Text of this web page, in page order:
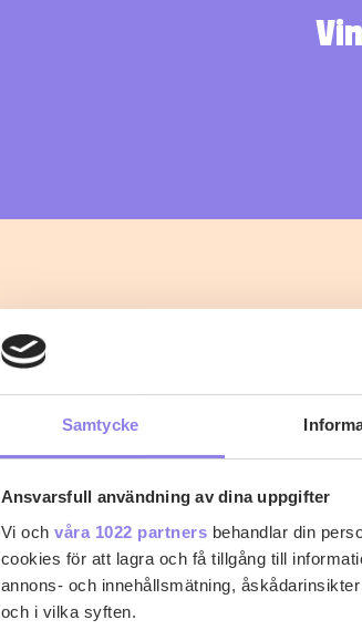
Samtycke
Ansvarsfull användning av dina uppgifter
Vi och våra 1022 partners behandlar din
cookies för att lagra och få tillgång till
annons- och innehållsmätning,
och i vilka syften.